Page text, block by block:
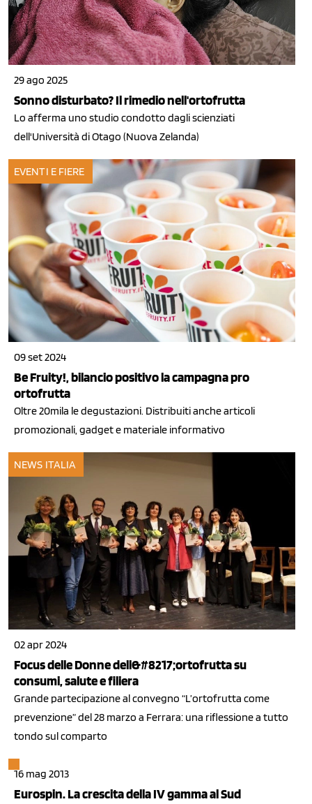
29 ago 2025
Sonno disturbato? Il rimedio nell'ortofrutta
Lo afferma uno studio condotto dagli scienziati
dell'Università di Otago (Nuova Zelanda)
EVENTI E FIERE
09 set 2024
Be Fruity!, bilancio positivo la campagna pro
ortofrutta
Oltre 20mila le degustazioni. Distribuiti anche articoli
promozionali, gadget e materiale informativo
NEWS ITALIA
02 apr 2024
Focus delle Donne dell&#8217;ortofrutta su
consumi, salute e filiera
Grande partecipazione al convegno “L’ortofrutta come
prevenzione” del 28 marzo a Ferrara: una riflessione a tutto
tondo sul comparto
16 mag 2013
Eurospin. La crescita della IV gamma al Sud